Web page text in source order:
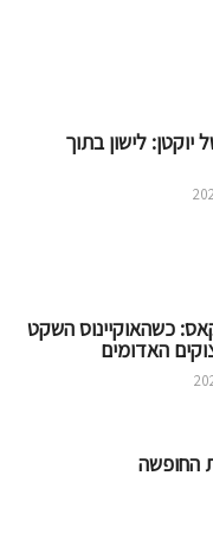
יוקטן: לישון בתוך
כשהאוקיינוס השקט
האדומים
החופשה